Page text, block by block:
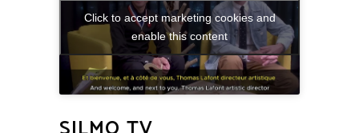
Click to accept marketing cookies and
enable this content